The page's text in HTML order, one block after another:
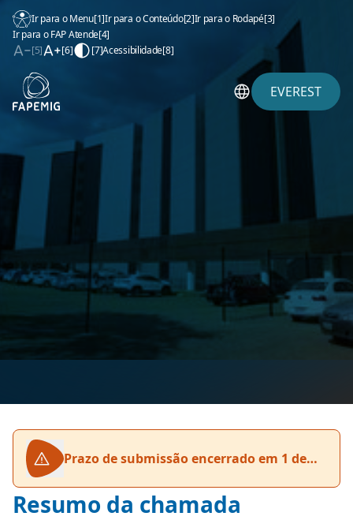
Ir para o Menu[1]Ir para o Conteúdo[2]Ir para o Rodapé[3]
Ir para o FAP Atende[4]
[5]
[6] [7]Acessibilidade[8]
EVEREST
Prazo de submissão encerrado em 1 de
Resumo da chamada